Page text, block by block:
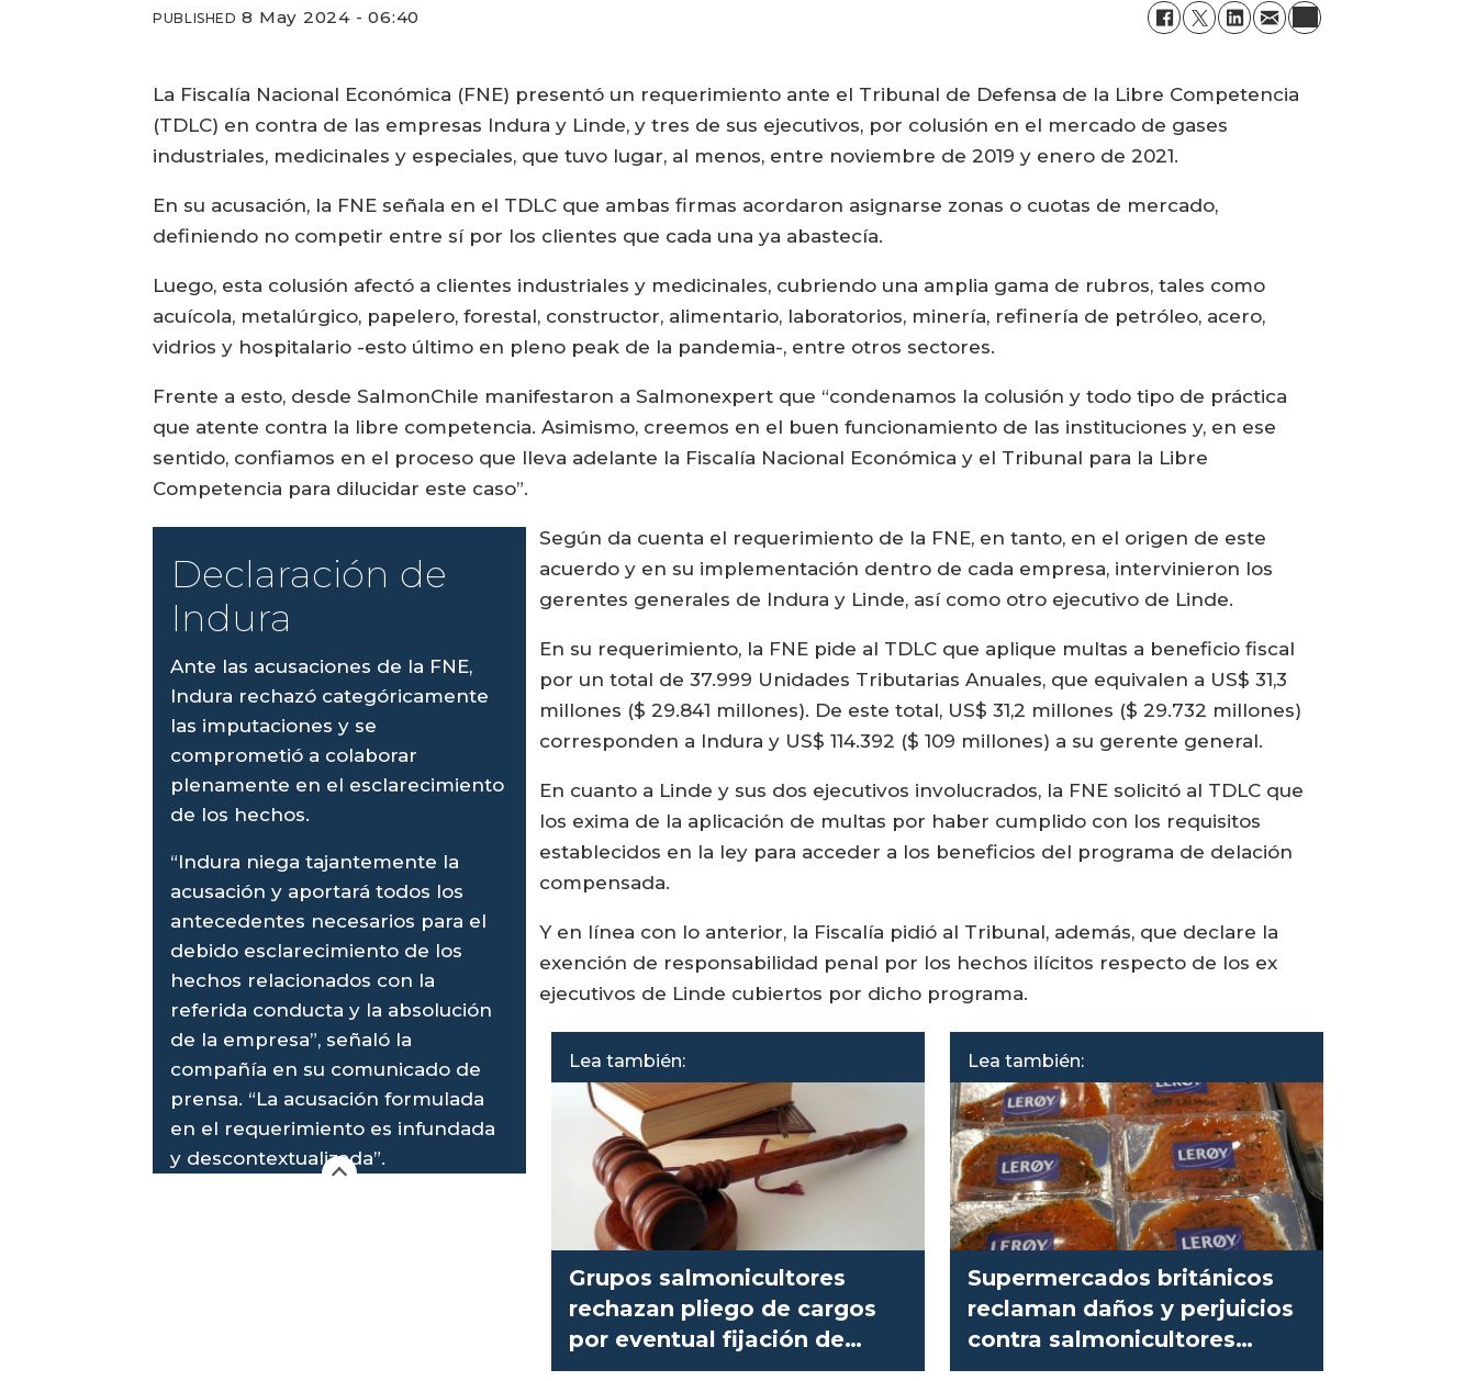
PUBLISHED 8 May 2024 - 06:40
La Fiscalía Nacional Económica (FNE) presentó un requerimiento ante el Tribunal de Defensa de la Libre Competencia
(TDLC) en contra de las empresas Indura y Linde, y tres de sus ejecutivos, por colusión en el mercado de gases
industriales, medicinales y especiales, que tuvo lugar, al menos, entre noviembre de 2019 y enero de 2021.
En su acusación, la FNE señala en el TDLC que ambas firmas acordaron asignarse zonas o cuotas de mercado,
definiendo no competir entre sí por los clientes que cada una ya abastecía.
Luego, esta colusión afectó a clientes industriales y medicinales, cubriendo una amplia gama de rubros, tales como
acuícola, metalúrgico, papelero, forestal, constructor, alimentario, laboratorios, minería, refinería de petróleo, acero,
vidrios y hospitalario -esto último en pleno peak de la pandemia-, entre otros sectores.
Frente a esto, desde SalmonChile manifestaron a Salmonexpert que “condenamos la colusión y todo tipo de práctica
que atente contra la libre competencia. Asimismo, creemos en el buen funcionamiento de las instituciones y, en ese
sentido, confiamos en el proceso que lleva adelante la Fiscalía Nacional Económica y el Tribunal para la Libre
Competencia para dilucidar este caso”.
Declaración de
Indura
Ante las acusaciones de la FNE,
Indura rechazó categóricamente
las imputaciones y se
comprometió a colaborar
plenamente en el esclarecimiento
de los hechos.
“Indura niega tajantemente la
acusación y aportará todos los
antecedentes necesarios para el
debido esclarecimiento de los
hechos relacionados con la
referida conducta y la absolución
de la empresa”, señaló la
compañía en su comunicado de
prensa. “La acusación formulada
en el requerimiento es infundada
y descontextualizada”.
Según da cuenta el requerimiento de la FNE, en tanto, en el origen de este
acuerdo y en su implementación dentro de cada empresa, intervinieron los
gerentes generales de Indura y Linde, así como otro ejecutivo de Linde.
En su requerimiento, la FNE pide al TDLC que aplique multas a beneficio fiscal
por un total de 37.999 Unidades Tributarias Anuales, que equivalen a US$ 31,3
millones ($ 29.841 millones). De este total, US$ 31,2 millones ($ 29.732 millones)
corresponden a Indura y US$ 114.392 ($ 109 millones) a su gerente general.
En cuanto a Linde y sus dos ejecutivos involucrados, la FNE solicitó al TDLC que
los exima de la aplicación de multas por haber cumplido con los requisitos
establecidos en la ley para acceder a los beneficios del programa de delación
compensada.
Y en línea con lo anterior, la Fiscalía pidió al Tribunal, además, que declare la
exención de responsabilidad penal por los hechos ilícitos respecto de los ex
ejecutivos de Linde cubiertos por dicho programa.
Lea también:
Grupos salmonicultores
rechazan pliego de cargos
por eventual fijación de
precios
Lea también:
Supermercados británicos
reclaman daños y perjuicios
contra salmonicultores
noruegos